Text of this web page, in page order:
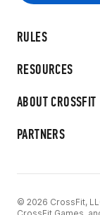
RULES
RESOURCES
ABOUT CROSSFIT
PARTNERS
© 2026 CrossFit,